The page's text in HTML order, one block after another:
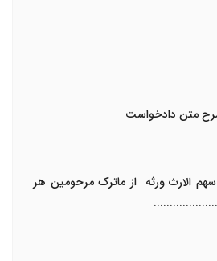
متن دادخواست
سهم الارث ورثه از ماترک مرحومین هر